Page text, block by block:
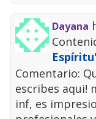
Dayana
Comentario:
escribes aqui!
inf, es